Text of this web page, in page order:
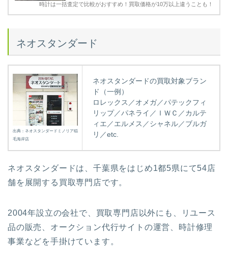
時計は一括査定で比較がおすすめ！買取価格が10万以上違うことも！
ネオスタンダード
出典：ネオスタンダードミノリア稲
毛海岸店
ネオスタンダードの買取対象ブラン
ド（一例）
ロレックス／オメガ／パテックフィ
リップ／パネライ／ＩＷＣ／カルテ
ィエ／エルメス／シャネル／ブルガ
リ／etc.
ネオスタンダードは、千葉県をはじめ1都5県にて54店
舗を展開する買取専門店です。
2004年設立の会社で、買取専門店以外にも、リユース
品の販売、オークション代行サイトの運営、時計修理
事業などを手掛けています。